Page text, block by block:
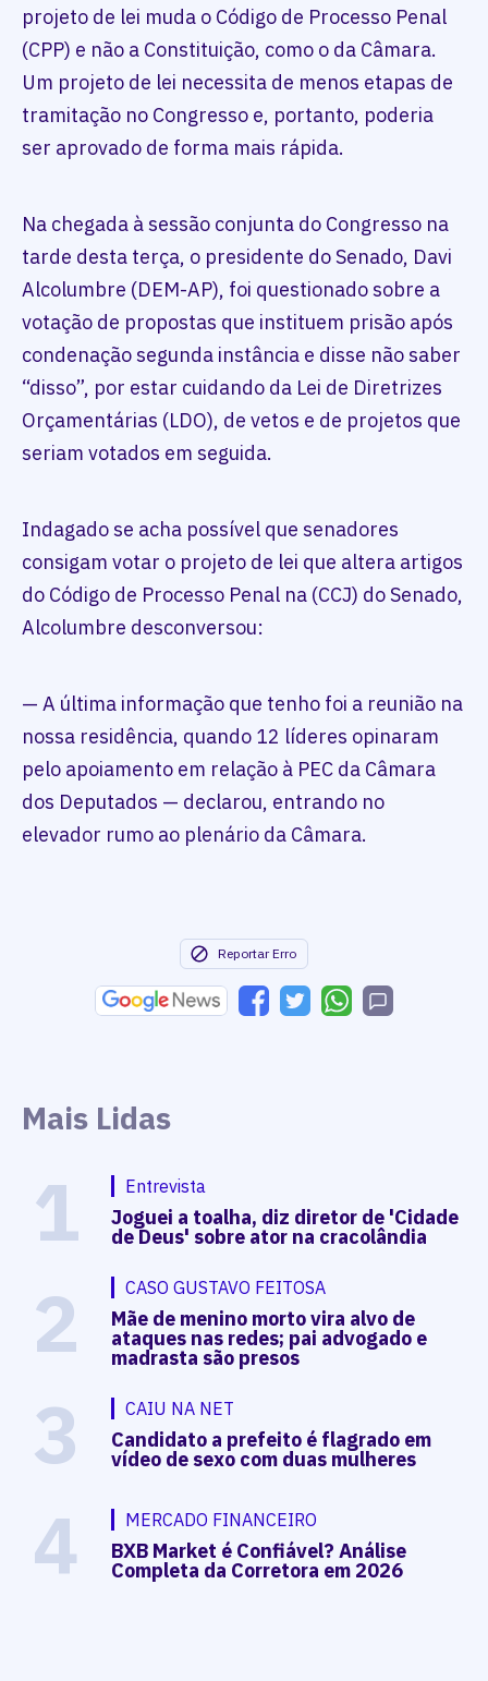
projeto de lei muda o Código de Processo Penal
(CPP) e não a Constituição, como o da Câmara.
Um projeto de lei necessita de menos etapas de
tramitação no Congresso e, portanto, poderia
ser aprovado de forma mais rápida.
Na chegada à sessão conjunta do Congresso na
tarde desta terça, o presidente do Senado, Davi
Alcolumbre (DEM-AP), foi questionado sobre a
votação de propostas que instituem prisão após
condenação segunda instância e disse não saber
“disso”, por estar cuidando da Lei de Diretrizes
Orçamentárias (LDO), de vetos e de projetos que
seriam votados em seguida.
Indagado se acha possível que senadores
consigam votar o projeto de lei que altera artigos
do Código de Processo Penal na (CCJ) do Senado,
Alcolumbre desconversou:
— A última informação que tenho foi a reunião na
nossa residência, quando 12 líderes opinaram
pelo apoiamento em relação à PEC da Câmara
dos Deputados — declarou, entrando no
elevador rumo ao plenário da Câmara.
Reportar Erro
Mais Lidas
1 Entrevista
Joguei a toalha, diz diretor de 'Cidade
de Deus' sobre ator na cracolândia
2 CASO GUSTAVO FEITOSA
Mãe de menino morto vira alvo de
ataques nas redes; pai advogado e
madrasta são presos
3 CAIU NA NET
Candidato a prefeito é flagrado em
vídeo de sexo com duas mulheres
4 MERCADO FINANCEIRO
BXB Market é Confiável? Análise
Completa da Corretora em 2026